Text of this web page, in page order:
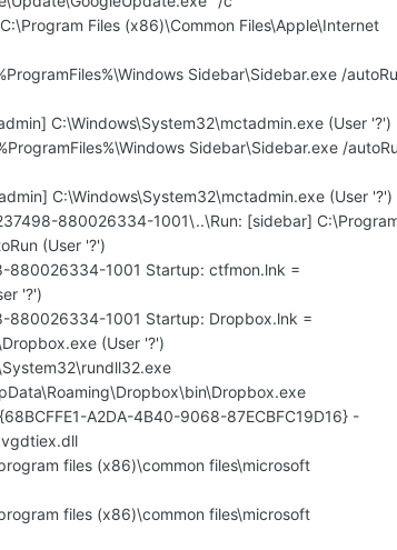
Files (x86)\Common Files\Apple\Internet
Sidebar\Sidebar.exe /
C:\Windows\System32\mctadmin.exe (User '?')
Sidebar\Sidebar.exe /
C:\Windows\System32\mctadmin.exe (User '?')
880026334-1001\..\Run: [sidebar]
(User '?')
1001 Startup: ctfmon.lnk =
'?')
1001 Startup: Dropbox.lnk =
(User '?')
A2DA-4B40-9068-87ECBFC19D16} -
files (x86)\common files\microsoft
files (x86)\common files\microsoft